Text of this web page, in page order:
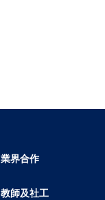
業界合作
教師及社工